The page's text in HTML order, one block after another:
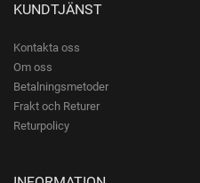
KUNDTJÄNST
Kontakta oss
Om oss
Betalningsmetoder
Frakt och Returer
Returpolicy